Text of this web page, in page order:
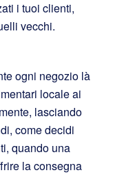
i tuoi clienti,
vecchi.
ogni negozio là
locale ai
lasciando
come decidi
quando una
la consegna